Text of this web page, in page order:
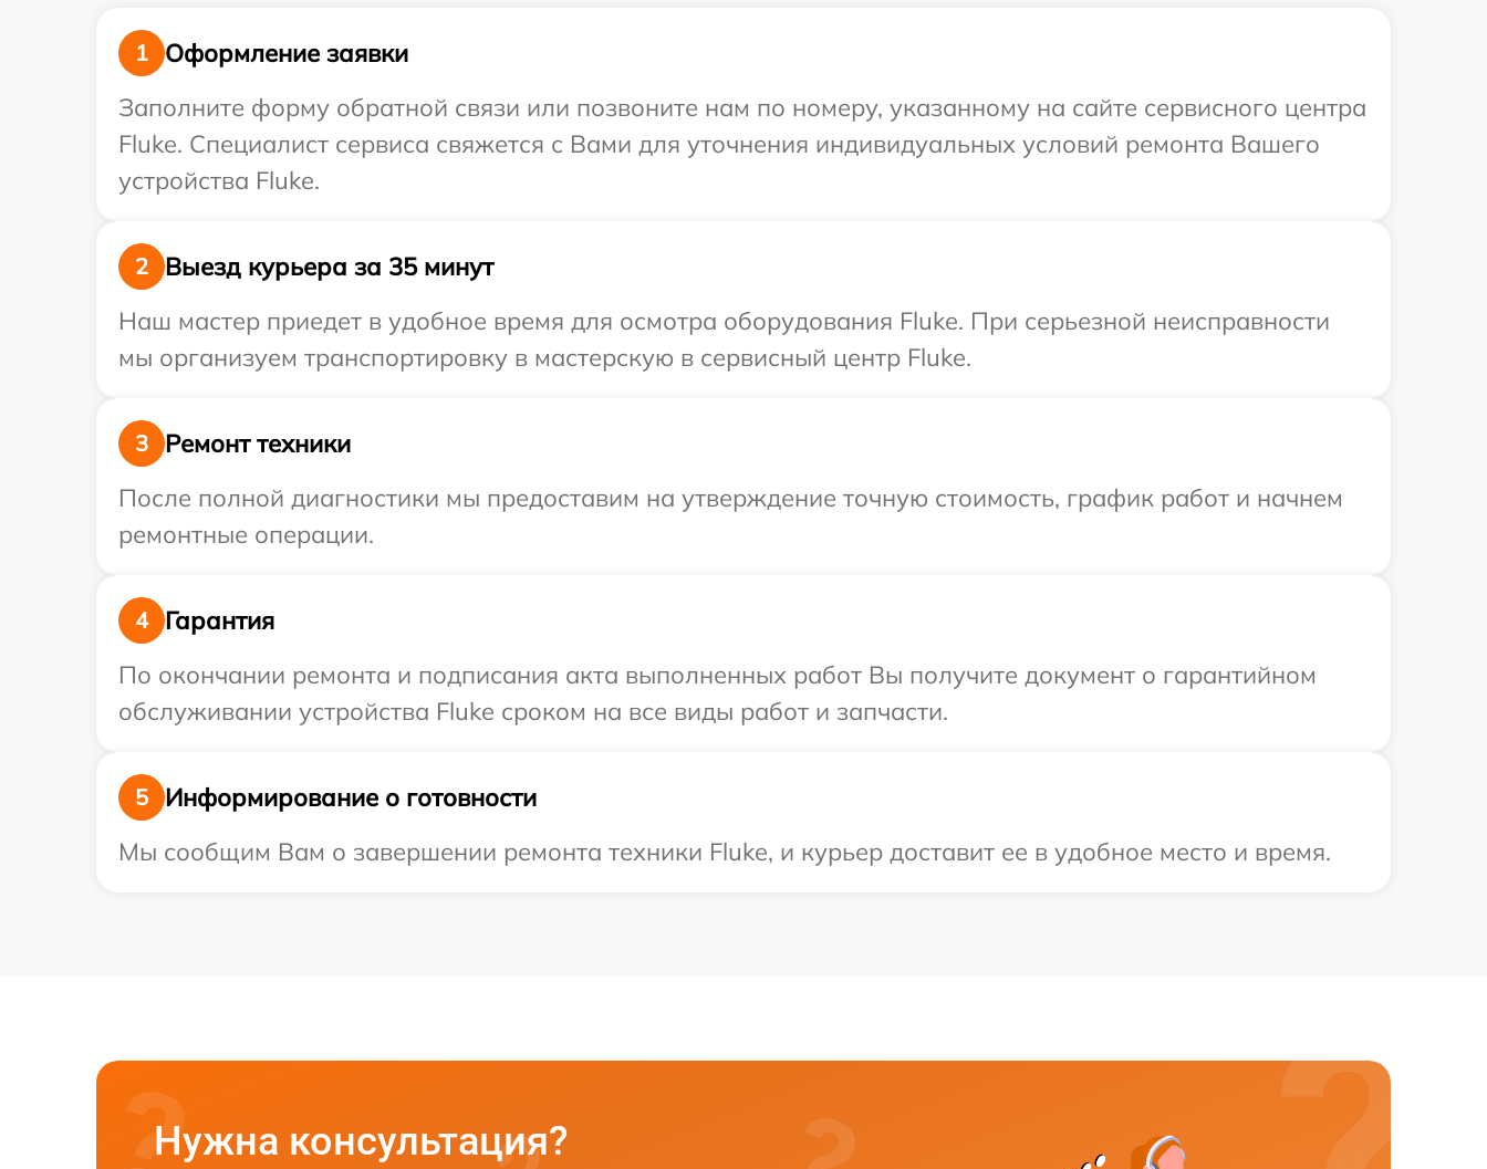
1
Оформление заявки
Заполните форму обратной связи или позвоните нам по номеру, указанному на сайте сервисного центра
Fluke. Специалист сервиса свяжется с Вами для уточнения индивидуальных условий ремонта Вашего
устройства Fluke.
2
Выезд курьера за 35 минут
Наш мастер приедет в удобное время для осмотра оборудования Fluke. При серьезной неисправности
мы организуем транспортировку в мастерскую в сервисный центр Fluke.
3
Ремонт техники
После полной диагностики мы предоставим на утверждение точную стоимость, график работ и начнем
ремонтные операции.
4
Гарантия
По окончании ремонта и подписания акта выполненных работ Вы получите документ о гарантийном
обслуживании устройства Fluke сроком на все виды работ и запчасти.
5
Информирование о готовности
Мы сообщим Вам о завершении ремонта техники Fluke, и курьер доставит ее в удобное место и время.
Нужна консультация?